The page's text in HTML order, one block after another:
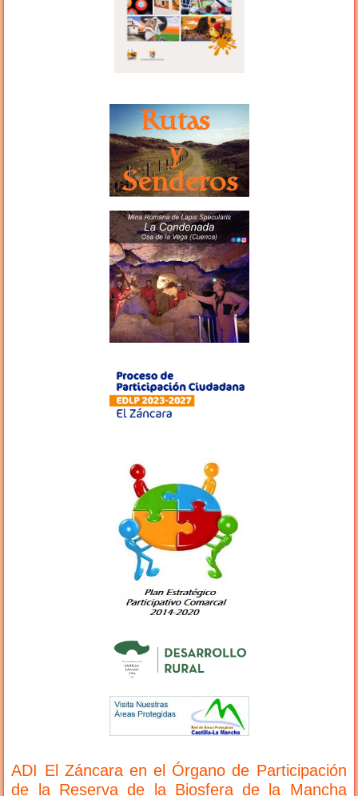
ADI El Záncara en el Órgano de Participación
de la Reserva de la Biosfera de la Mancha